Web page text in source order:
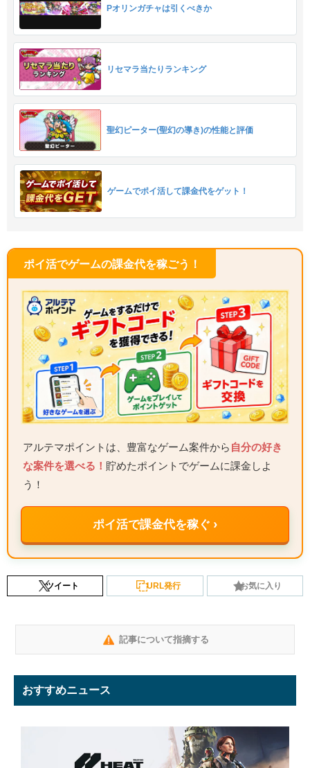
Pオリンガチャは引くべきか
リセマラ当たりランキング
聖幻ピーター(聖幻の導き)の性能と評価
ゲームでポイ活して課金代をゲット！
ポイ活でゲームの課金代を稼ごう！
アルテマポイントは、豊富なゲーム案件から 自分の好き
な案件を選べる！ 貯めたポイントでゲームに課金しよ
う！
ポイ活で課金代を稼ぐ ›
ツイート URL発行 お気に入り
記事について指摘する
おすすめニュース